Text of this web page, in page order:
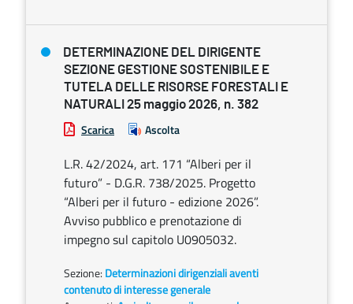
DETERMINAZIONE DEL DIRIGENTE
SEZIONE GESTIONE SOSTENIBILE E
TUTELA DELLE RISORSE FORESTALI E
NATURALI 25 maggio 2026, n. 382
Scarica Ascolta
L.R. 42/2024, art. 171 “Alberi per il
futuro” - D.G.R. 738/2025. Progetto
“Alberi per il futuro - edizione 2026”.
Avviso pubblico e prenotazione di
impegno sul capitolo U0905032.
Sezione: Determinazioni dirigenziali aventi
contenuto di interesse generale